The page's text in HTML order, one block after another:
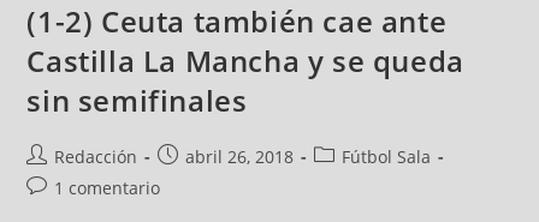
(1-2) Ceuta también cae ante
Castilla La Mancha y se queda
sin semifinales
Redacción abril 26, 2018
Fútbol Sala
1 comentario